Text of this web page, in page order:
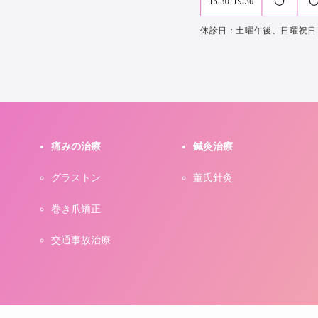
休診日：土曜午後、日曜祝日
痛みの治療
グラストン
巻き爪矯正
交通事故治療
鍼灸治療
董氏針灸